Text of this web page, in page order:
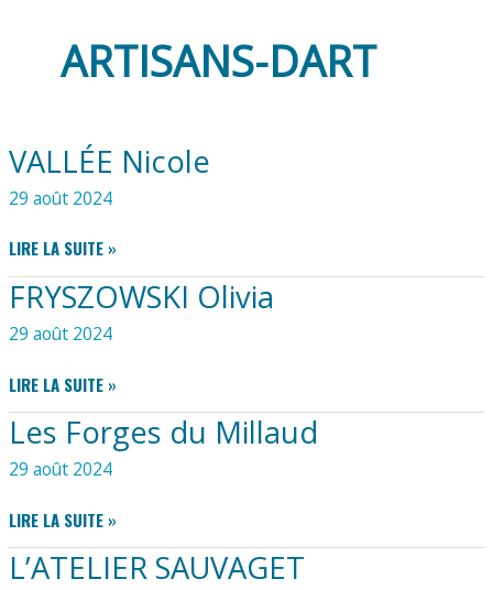
ARTISANS-DART
VALLÉE Nicole
29 août 2024
VALLÉE
NICOLE
LIRE LA SUITE »
FRYSZOWSKI Olivia
29 août 2024
FRYSZOWSKI
OLIVIA
LIRE LA SUITE »
Les Forges du Millaud
29 août 2024
LES
FORGES
DU
LIRE LA SUITE »
L’ATELIER SAUVAGET